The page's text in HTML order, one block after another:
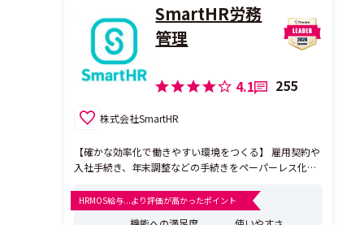
SmartHR労務
管理
4.1 255
株式会社SmartHR
【確かな効率化で働きやすい環境をつくる】 雇用契約や
入社手続き、年末調整などの手続きをペーパーレス化
にも負担がなく、心地よく使える設計で、誰もが働きや
すい環境づくりを後押しします。また、業務を通じて蓄
HRMOS給与...より評価が高かったポイント